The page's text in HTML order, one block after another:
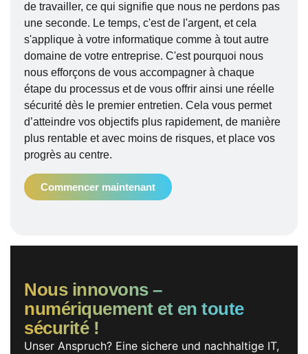
de travailler, ce qui signifie que nous ne perdons pas
une seconde. Le temps, c'est de l'argent, et cela
s'applique à votre informatique comme à tout autre
domaine de votre entreprise. C'est pourquoi nous
nous efforçons de vous accompagner à chaque
étape du processus et de vous offrir ainsi une réelle
sécurité dès le premier entretien. Cela vous permet
d’atteindre vos objectifs plus rapidement, de manière
plus rentable et avec moins de risques, et place vos
progrès au centre.
Commencer maintenant
Nous innovons –
numériquement et en toute
sécurité !
Unser Anspruch? Eine sichere und nachhaltige IT,